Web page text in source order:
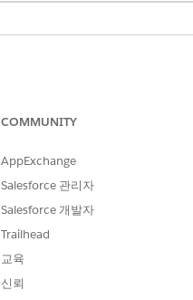
모든 사례의 ID를 추출하고 총
차량 개체에서 차량 식별 번
사례 레코드의 생성 일자에서
할당합니다.
사례 레코드의 생성 일자에서
니다.
COMMUNITY
AppExchange
Salesforce 관리자
Salesforce 개발자
Trailhead
교육
신뢰